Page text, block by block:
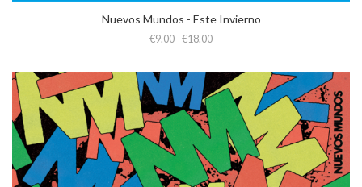
Nuevos Mundos - Este Invierno
€9.00 - €18.00